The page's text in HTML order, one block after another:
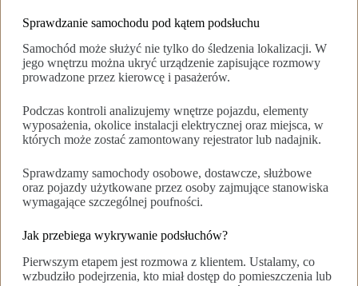
Sprawdzanie samochodu pod kątem podsłuchu
Samochód może służyć nie tylko do śledzenia lokalizacji. W
jego wnętrzu można ukryć urządzenie zapisujące rozmowy
prowadzone przez kierowcę i pasażerów.
Podczas kontroli analizujemy wnętrze pojazdu, elementy
wyposażenia, okolice instalacji elektrycznej oraz miejsca, w
których może zostać zamontowany rejestrator lub nadajnik.
Sprawdzamy samochody osobowe, dostawcze, służbowe
oraz pojazdy użytkowane przez osoby zajmujące stanowiska
wymagające szczególnej poufności.
Jak przebiega wykrywanie podsłuchów?
Pierwszym etapem jest rozmowa z klientem. Ustalamy, co
wzbudziło podejrzenia, kto miał dostęp do pomieszczenia lub